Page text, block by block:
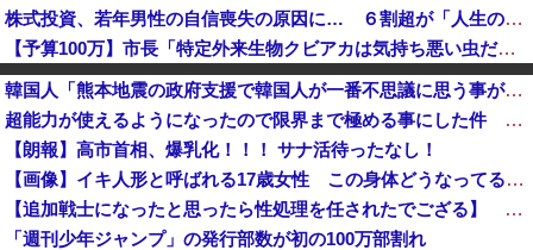
株式投資、若年男性の自信喪失の原因に… ６割超が「人生の敗者」自認か
【予算100万】市長「特定外来生物クビアカは気持ち悪い虫だしそんな需要ないと思う」1匹300円相当の報奨金→初日に42万取られ焦り
マレーシア航空のパイロットが「運び屋」に、麻薬密輸容疑で拘束…最高刑は死刑！
【消費税減税】農家、ガチで『悲鳴』を上げてしまう・・・・・
北朝鮮、昨年の1人当たり国民総所得は約20万円…韓国の28分の1！
韓国人「熊本地震の政府支援で韓国人が一番不思議に思う事がこれ」
超能力が使えるようになったので限界まで極める事にした件 その８
【朗報】高市首相、爆乳化！！！ サナ活待ったなし！
【画像】イキ人形と呼ばれる17歳女性 この身体どうなってるの [828293379]
【追加戦士になったと思ったら性処理を任されたでござる】 その６７
「週刊少年ジャンプ」の発行部数が初の100万部割れ